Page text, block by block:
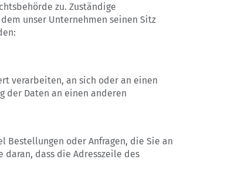
zu. Zuständige
unser Unternehmen seinen Sitz
verarbeiten, an sich oder an einen
der Daten an einen anderen
Bestellungen oder Anfragen, die Sie an
daran, dass die Adresszeile des